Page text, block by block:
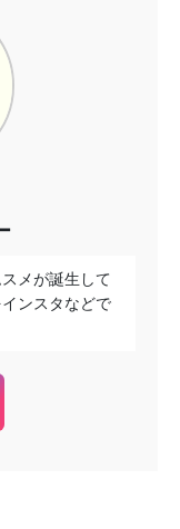
メが誕生して
ンスタなどで